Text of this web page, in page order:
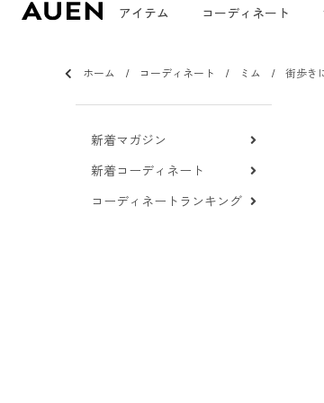
アイテム コーディネート
ホーム コーディネート ミム 街歩き
新着マガジン
新着コーディネート
コーディネートランキング